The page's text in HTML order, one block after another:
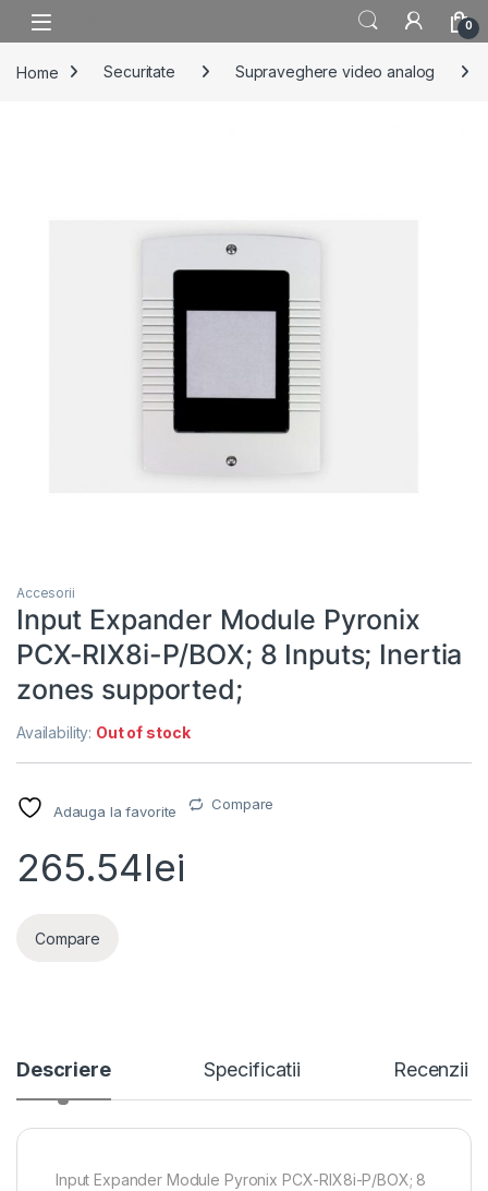
Skip to navigation
Skip to content
0
Home Securitate Supraveghere video analog
Accesorii
Input Expander Module Pyronix
PCX-RIX8i-P/BOX; 8 Inputs; Inertia
zones supported;
Availability: Out of stock
Adauga la favorite Compare
265.54lei
Compare
Descriere Specificatii Recenzii
Input Expander Module Pyronix PCX-RIX8i-P/BOX; 8